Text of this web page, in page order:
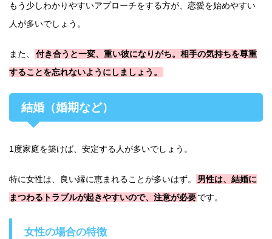
もう少しわかりやすいアプローチをする方が、恋愛を始めやすい
人が多いでしょう。
また、
付き合うと一変、重い彼になりがち。相手の気持ちを尊重
することを忘れないようにしましょう。
結婚（婚期など）
1度家庭を築けば、安定する人が多いでしょう。
特に女性は、良い縁に恵まれることが多いはず。
男性は、結婚に
まつわるトラブルが起きやすいので、注意が必要です。
女性の場合の特徴